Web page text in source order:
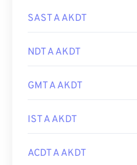
SAST A AKDT
NDT A AKDT
GMT A AKDT
IST A AKDT
ACDT A AKDT